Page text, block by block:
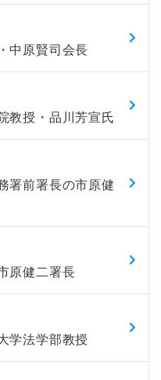
中原賢司会長
教授・品川芳宣氏
署前署長の市原健
原健二署長
学法学部教授